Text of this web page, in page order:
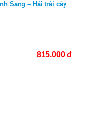
Sang – Hái trái cây
815.000 đ